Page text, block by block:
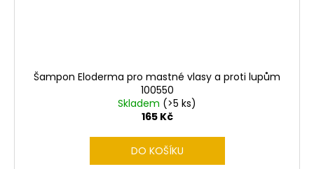
Šampon Eloderma pro mastné vlasy a proti lupům
100550
Skladem (>5 ks)
165 Kč
DO KOŠÍKU